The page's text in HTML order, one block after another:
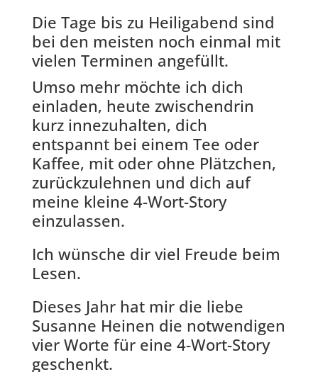
Die Tage bis zu Heiligabend sind
bei den meisten noch einmal mit
vielen Terminen angefüllt.
Umso mehr möchte ich dich
einladen, heute zwischendrin
kurz innezuhalten, dich
entspannt bei einem Tee oder
Kaffee, mit oder ohne Plätzchen,
zurückzulehnen und dich auf
meine kleine 4-Wort-Story
einzulassen.
Ich wünsche dir viel Freude beim
Lesen.
Dieses Jahr hat mir die liebe
Susanne Heinen die notwendigen
vier Worte für eine 4-Wort-Story
geschenkt.